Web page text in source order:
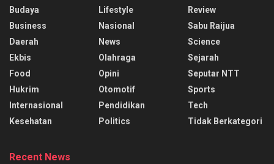
Budaya
Business
Daerah
Ekbis
Food
Hukrim
Internasional
Kesehatan
Lifestyle
Nasional
News
Olahraga
Opini
Otomotif
Pendidikan
Politics
Review
Sabu Raijua
Science
Sejarah
Seputar NTT
Sports
Tech
Tidak Berkategori
Recent News